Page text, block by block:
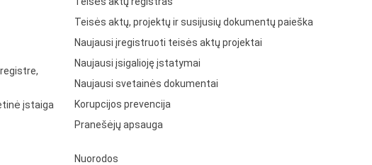
įstaiga
Teisės aktų, projektų ir susijusių dokumentų paieška
Naujausi įregistruoti teisės aktų projektai
Naujausi įsigalioję įstatymai
Naujausi svetainės dokumentai
Korupcijos prevencija
Pranešėjų apsauga
Nuorodos